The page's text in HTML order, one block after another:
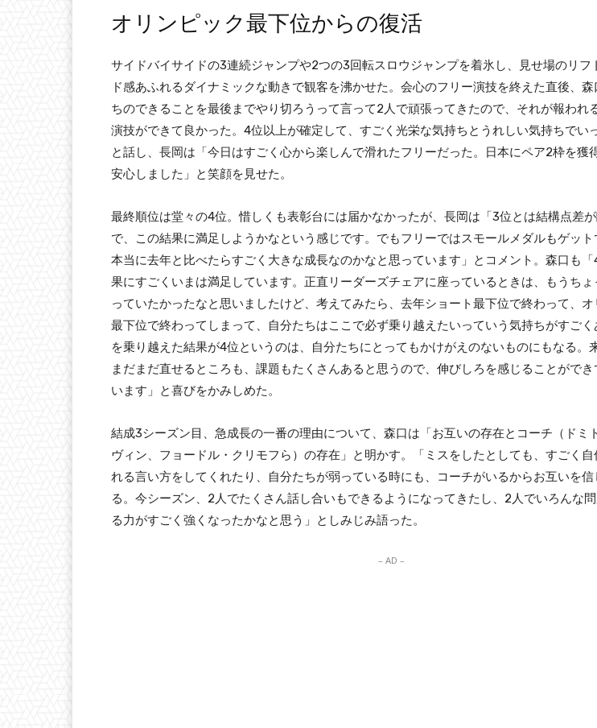
オリンピック最下位からの復活
サイドバイサイドの3連続ジャンプや2つの3回転スロウジャンプを着氷し、見せ場のリフ
ド感あふれるダイナミックな動きで観客を沸かせた。会心のフリー演技を終えた直後、森
ちのできることを最後までやり切ろうって言って2人で頑張ってきたので、それが報われ
演技ができて良かった。4位以上が確定して、すごく光栄な気持ちとうれしい気持ちでい
と話し、長岡は「今日はすごく心から楽しんで滑れたフリーだった。日本にペア2枠を獲
安心しました」と笑顔を見せた。
最終順位は堂々の4位。惜しくも表彰台には届かなかったが、長岡は「3位とは結構点差
で、この結果に満足しようかなという感じです。でもフリーではスモールメダルもゲット
本当に去年と比べたらすごく大きな成長なのかなと思っています」とコメント。森口も
果にすごくいまは満足しています。正直リーダーズチェアに座っているときは、もうちょ
っていたかったなと思いましたけど、考えてみたら、去年ショート最下位で終わって、オ
最下位で終わってしまって、自分たちはここで必ず乗り越えたいっていう気持ちがすご
を乗り越えた結果が4位というのは、自分たちにとってもかけがえのないものにもなる。
まだまだ直せるところも、課題もたくさんあると思うので、伸びしろを感じることがで
います」と喜びをかみしめた。
結成3シーズン目、急成長の一番の理由について、森口は「お互いの存在とコーチ（ドミ
ヴィン、フョードル・クリモフら）の存在」と明かす。「ミスをしたとしても、すごく自
れる言い方をしてくれたり、自分たちが弱っている時にも、コーチがいるからお互いを
る。今シーズン、2人でたくさん話し合いもできるようになってきたし、2人でいろんな問
る力がすごく強くなったかなと思う」としみじみ語った。
– AD –